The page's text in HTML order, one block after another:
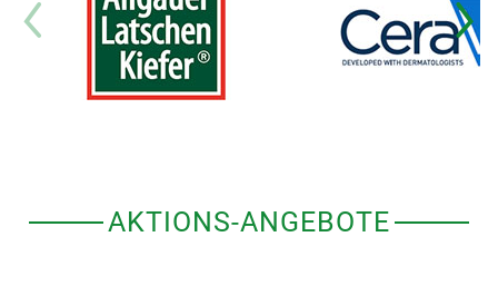
AKTIONS-ANGEBOTE